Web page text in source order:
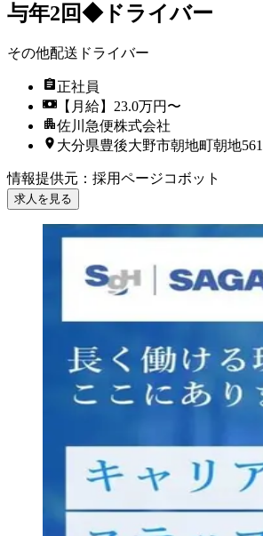
与年2回◆ドライバー
その他配送ドライバー
正社員
【月給】23.0万円〜
佐川急便株式会社
大分県豊後大野市朝地町朝地561
情報提供元 ： 採用ページコボット
求人を見る